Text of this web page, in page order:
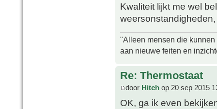
Kwaliteit lijkt me wel
"Alleen mensen die
aan nieuwe feiten en
Re: Thermostaat
door Hitch op 20 sep 2015
OK, ga ik even